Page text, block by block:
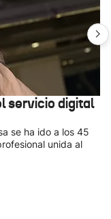
servicio digital
se ha ido a los 45
unida al